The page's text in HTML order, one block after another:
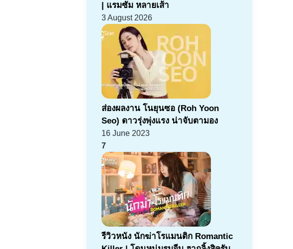
| แรมซัม หลายเส้า
3 August 2026
ส่องผลงาน โนยุนซอ (Roh Yoon
Seo) ดาวรุ่งพุ่งแรง น่าจับตามอง
16 June 2023
7
รีวิวหนัง นักฆ่าโรแมนติก Romantic